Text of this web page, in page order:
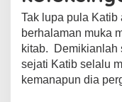
Tak lupa pula Katib
berhalaman muka
kitab. Demikianlah
sejati Katib selalu
kemanapun dia